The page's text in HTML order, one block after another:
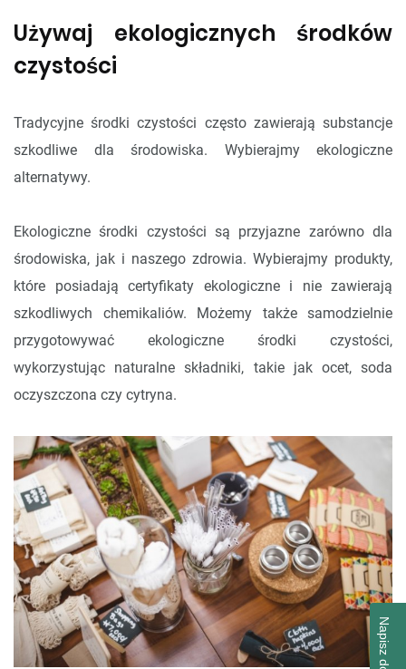
Używaj ekologicznych środków
czystości
Tradycyjne środki czystości często zawierają substancje
szkodliwe dla środowiska. Wybierajmy ekologiczne
alternatywy.
Ekologiczne środki czystości są przyjazne zarówno dla
środowiska, jak i naszego zdrowia. Wybierajmy produkty,
które posiadają certyfikaty ekologiczne i nie zawierają
szkodliwych chemikaliów. Możemy także samodzielnie
przygotowywać ekologiczne środki czystości,
wykorzystując naturalne składniki, takie jak ocet, soda
oczyszczona czy cytryna.